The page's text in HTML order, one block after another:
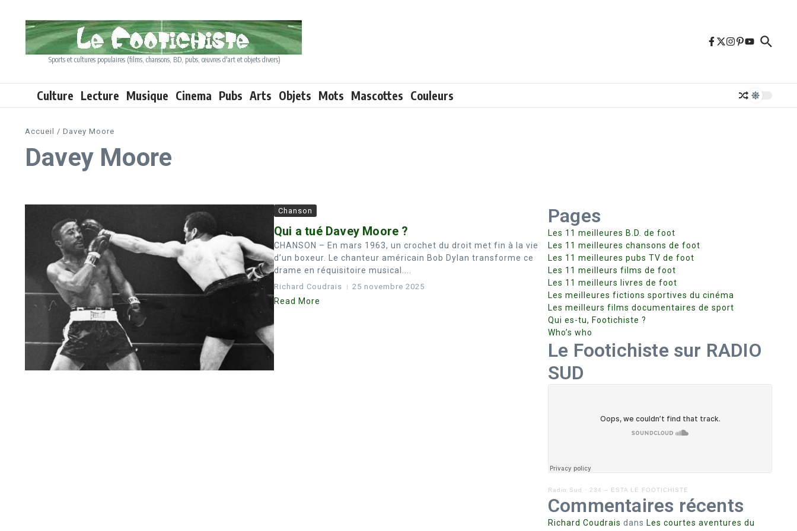
Sports et cultures populaires (films, chansons, BD, pubs, œuvres d'art et objets divers)
Culture Lecture Musique Cinema Pubs Arts Objets Mots Mascottes Couleurs
Accueil / Davey Moore
Davey Moore
Chanson
Qui a tué Davey Moore ?
CHANSON – En mars 1963, un crochet du droit met fin à la vie
d’un boxeur. Le chanteur américain Bob Dylan transforme ce
drame en réquisitoire musical....
Richard Coudrais 25 novembre 2025
Read More
Pages
Les 11 meilleures B.D. de foot
Les 11 meilleures chansons de foot
Les 11 meilleures pubs TV de foot
Les 11 meilleurs films de foot
Les 11 meilleurs livres de foot
Les meilleures fictions sportives du cinéma
Les meilleurs films documentaires de sport
Qui es-tu, Footichiste ?
Who’s who
Le Footichiste sur RADIO
SUD
Radio Sud · 234 – ESTA LE FOOTICHISTE
Commentaires récents
Richard Coudrais dans Les courtes aventures du